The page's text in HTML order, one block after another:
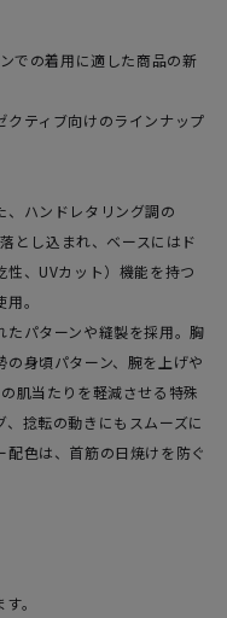
での着用に適した商品の新
ティブ向けのラインナップ
、ハンドレタリング調の
とし込まれ、ベースにはド
、UVカット）機能を持つ
。
パターンや縫製を採用。胸
身頃パターン、腕を上げや
肌当たりを軽減させる特殊
捻転の動きにもスムーズに
色は、首筋の日焼けを防ぐ
。